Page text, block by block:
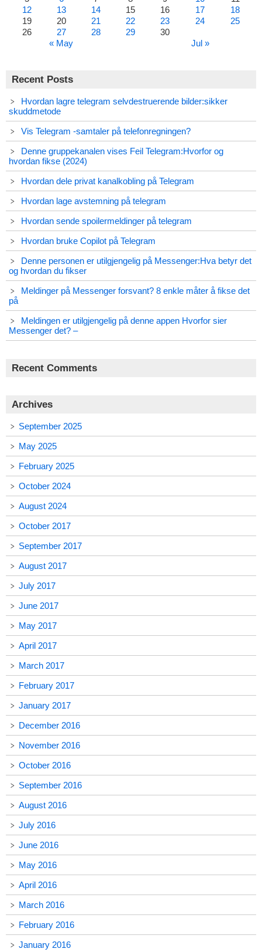
« May Jul »
12
13 14 15 16 17
18
19
20 21 22 23 24
25
26
27 28 29 30
Recent Posts
Hvordan lagre telegram selvdestruerende bilder:sikker
skuddmetode
Vis Telegram -samtaler på telefonregningen?
Denne gruppekanalen vises Feil Telegram:Hvorfor og
hvordan fikse (2024)
Hvordan dele privat kanalkobling på Telegram
Hvordan lage avstemning på telegram
Hvordan sende spoilermeldinger på telegram
Hvordan bruke Copilot på Telegram
Denne personen er utilgjengelig på Messenger:Hva betyr det
og hvordan du fikser
Meldinger på Messenger forsvant? 8 enkle måter å fikse det
på
Meldingen er utilgjengelig på denne appen Hvorfor sier
Messenger det? –
Recent Comments
Archives
September 2025
May 2025
February 2025
October 2024
August 2024
October 2017
September 2017
August 2017
July 2017
June 2017
May 2017
April 2017
March 2017
February 2017
January 2017
December 2016
November 2016
October 2016
September 2016
August 2016
July 2016
June 2016
May 2016
April 2016
March 2016
February 2016
January 2016